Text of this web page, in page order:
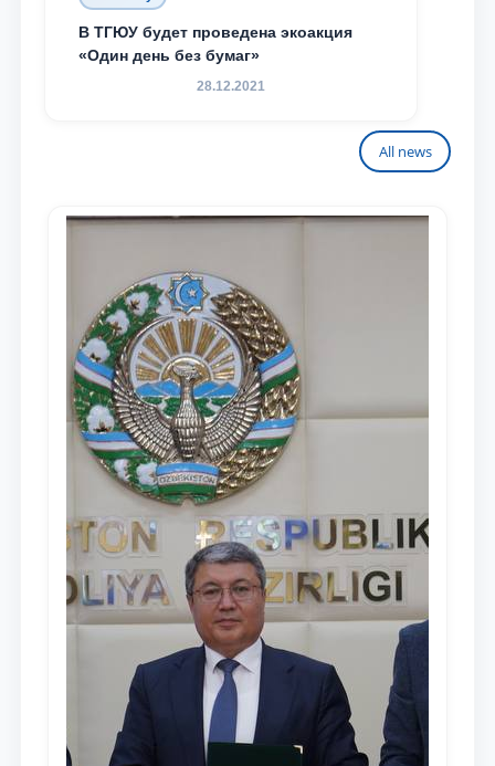
В ТГЮУ будет проведена экоакция
«Один день без бумаг»
28.12.2021
All news